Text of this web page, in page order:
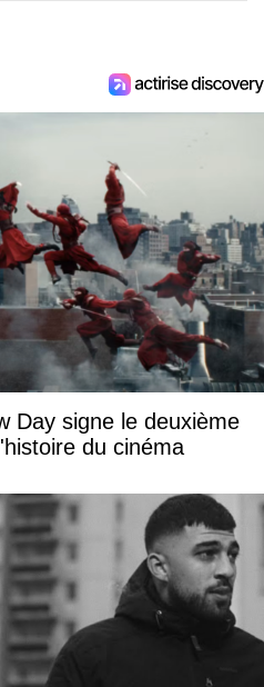
Day signe le deuxième
du cinéma